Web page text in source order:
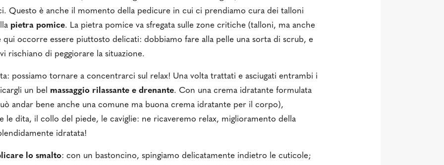
Questo è anche il momento della pedicure in cui ci prendiamo cura dei talloni
pietra pomice. La pietra pomice va sfregata sulle zone critiche (talloni, ma anche
qui occorre essere piuttosto delicati: dobbiamo fare alla pelle una sorta di scrub, e
rischiano di peggiorare la situazione.
possiamo tornare a concentrarci sul relax! Una volta trattati e asciugati entrambi i
un bel massaggio rilassante e drenante. Con una crema idratante formulata
andar bene anche una comune ma buona crema idratante per il corpo),
le dita, il collo del piede, le caviglie: ne ricaveremo relax, miglioramento della
idratata!
lo smalto: con un bastoncino, spingiamo delicatamente indietro le cuticole;